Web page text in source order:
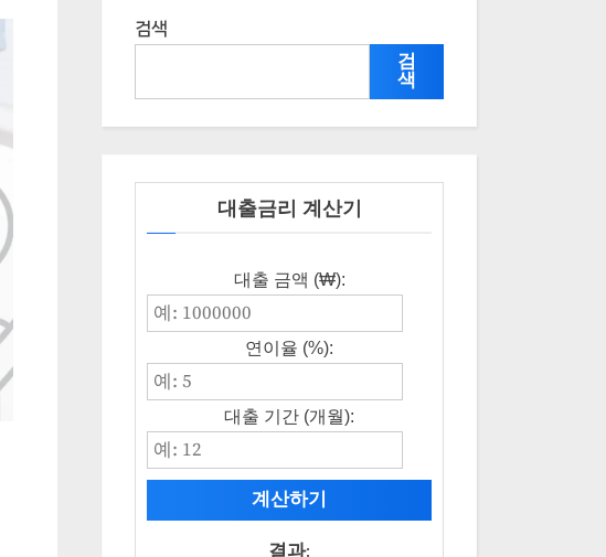
검색
검
색
대출금리 계산기
대출 금액 (₩):
연이율 (%):
대출 기간 (개월):
계산하기
결과: